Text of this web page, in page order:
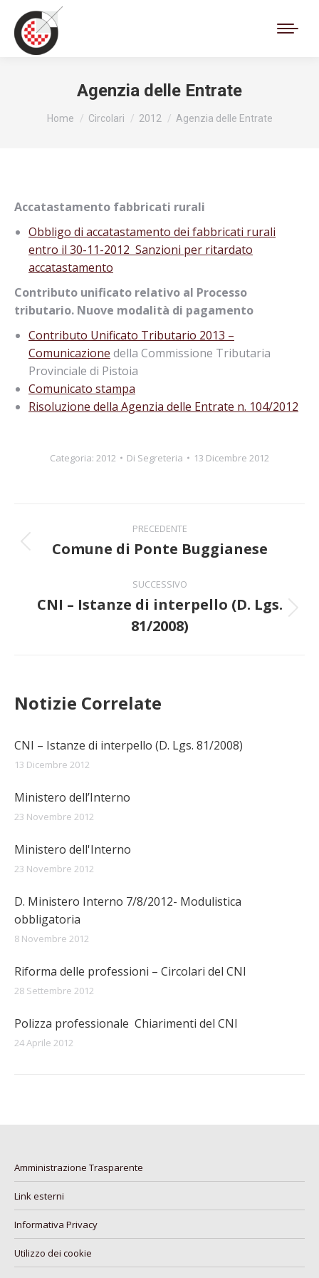
Agenzia delle Entrate
Tu sei qui:
Home Circolari 2012 Agenzia delle Entrate
Accatastamento fabbricati rurali
Obbligo di accatastamento dei fabbricati rurali
entro il 30-11-2012  Sanzioni per ritardato
accatastamento
Contributo unificato relativo al Processo
tributario. Nuove modalità di pagamento
Contributo Unificato Tributario 2013 –
Comunicazione della Commissione Tributaria
Provinciale di Pistoia
Comunicato stampa
Risoluzione della Agenzia delle Entrate n. 104/2012
Categoria: 2012 Di Segreteria 13 Dicembre 2012
tra
post
PRECEDENTE
Post
Comune di Ponte Buggianese
SUCCESSIVO
Prossimo
post:
CNI – Istanze di interpello (D. Lgs.
81/2008)
Notizie Correlate
CNI – Istanze di interpello (D. Lgs. 81/2008)
13 Dicembre 2012
Ministero dell’Interno
23 Novembre 2012
Ministero dell'Interno
23 Novembre 2012
D. Ministero Interno 7/8/2012- Modulistica
obbligatoria
8 Novembre 2012
Riforma delle professioni – Circolari del CNI
28 Settembre 2012
Polizza professionale  Chiarimenti del CNI
24 Aprile 2012
Amministrazione Trasparente
Link esterni
Informativa Privacy
Utilizzo dei cookie